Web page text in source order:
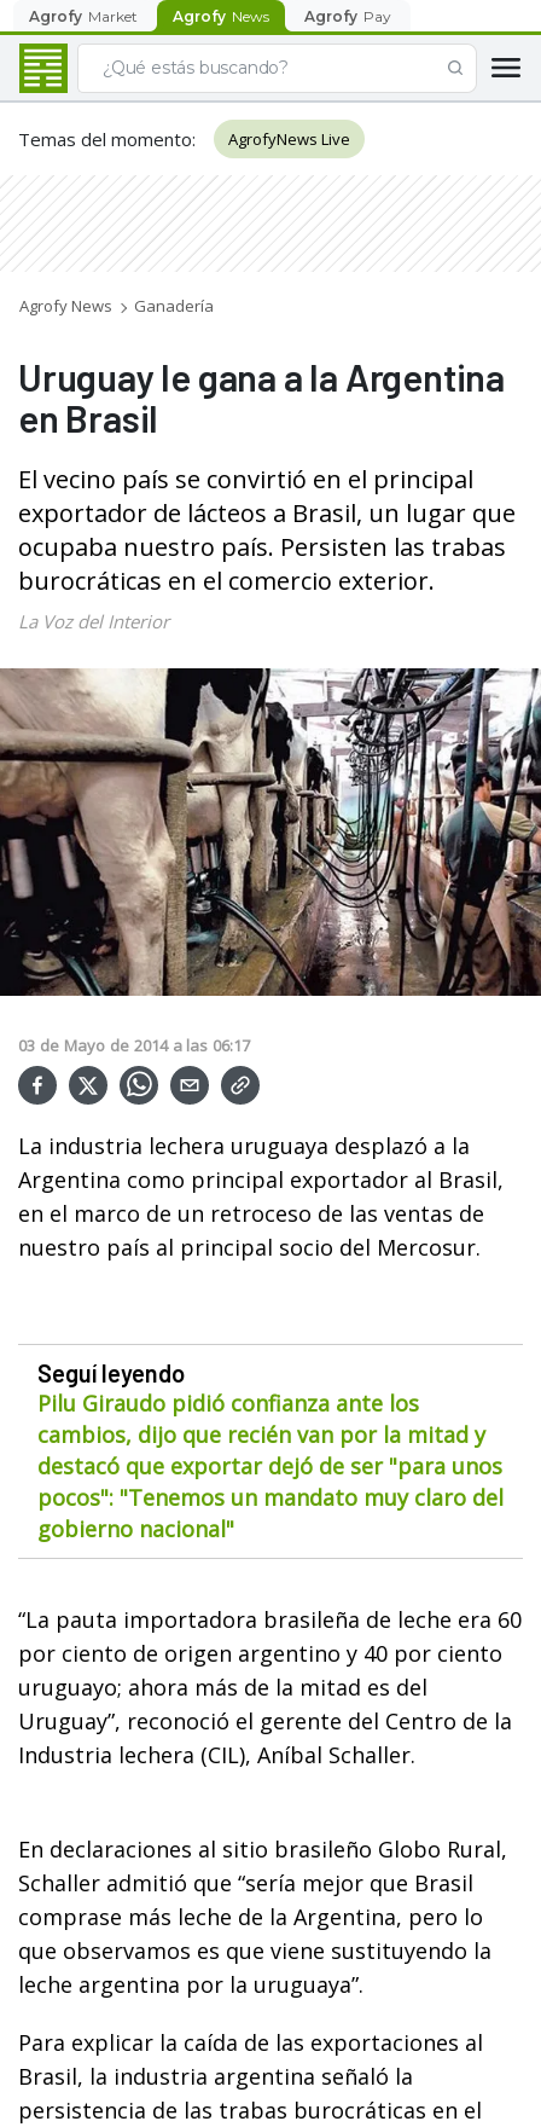
Agrofy Market Agrofy News Agrofy Pay
Temas del momento: AgrofyNews Live
Agrofy News Ganadería
Uruguay le gana a la Argentina
en Brasil
El vecino país se convirtió en el principal
exportador de lácteos a Brasil, un lugar que
ocupaba nuestro país. Persisten las trabas
burocráticas en el comercio exterior.
La Voz del Interior
03 de Mayo de 2014 a las 06:17
La industria lechera uruguaya desplazó a la
Argentina como principal exportador al Brasil,
en el marco de un retroceso de las ventas de
nuestro país al principal socio del Mercosur.
Seguí leyendo
Pilu Giraudo pidió confianza ante los
cambios, dijo que recién van por la mitad y
destacó que exportar dejó de ser "para unos
pocos": "Tenemos un mandato muy claro del
gobierno nacional"
“La pauta importadora brasileña de leche era 60
por ciento de origen argentino y 40 por ciento
uruguayo; ahora más de la mitad es del
Uruguay”, reconoció el gerente del Centro de la
Industria lechera (CIL), Aníbal Schaller.
En declaraciones al sitio brasileño Globo Rural,
Schaller admitió que “sería mejor que Brasil
comprase más leche de la Argentina, pero lo
que observamos es que viene sustituyendo la
leche argentina por la uruguaya”.
Para explicar la caída de las exportaciones al
Brasil, la industria argentina señaló la
persistencia de las trabas burocráticas en el